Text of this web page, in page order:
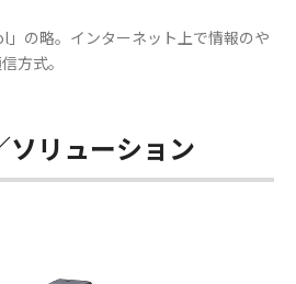
の略。インターネット上で情報のや
方式。
リューション